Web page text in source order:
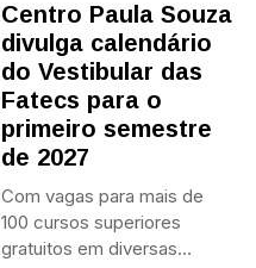
Centro Paula Souza
divulga calendário
do Vestibular das
Fatecs para o
primeiro semestre
de 2027
Com vagas para mais de
100 cursos superiores
gratuitos em diversas